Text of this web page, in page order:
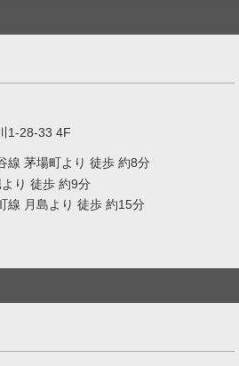
1-28-33 4F
線 茅場町より 徒歩 約8分
り 徒歩 約9分
線 月島より 徒歩 約15分